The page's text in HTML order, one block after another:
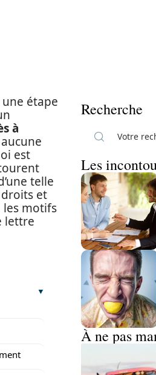
étape
à
est
telle
et
les motifs
lettre
Recherche
Les
À ne pas